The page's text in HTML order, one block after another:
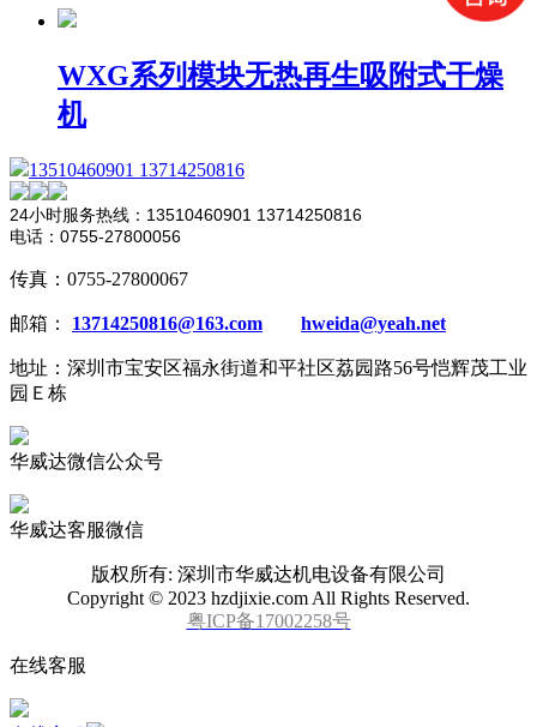
WXG系列模块无热再生吸附式干燥
机
13510460901 13714250816
24小时服务热线：13510460901 13714250816
电话：0755-27800056
传真：0755-27800067
邮箱： 13714250816@163.com hweida@yeah.net
地址：深圳市宝安区福永街道和平社区荔园路56号恺辉茂工业
园Ｅ栋
华威达微信公众号
华威达客服微信
版权所有: 深圳市华威达机电设备有限公司
Copyright © 2023 hzdjixie.com All Rights Reserved.
粤ICP备17002258号
在线客服